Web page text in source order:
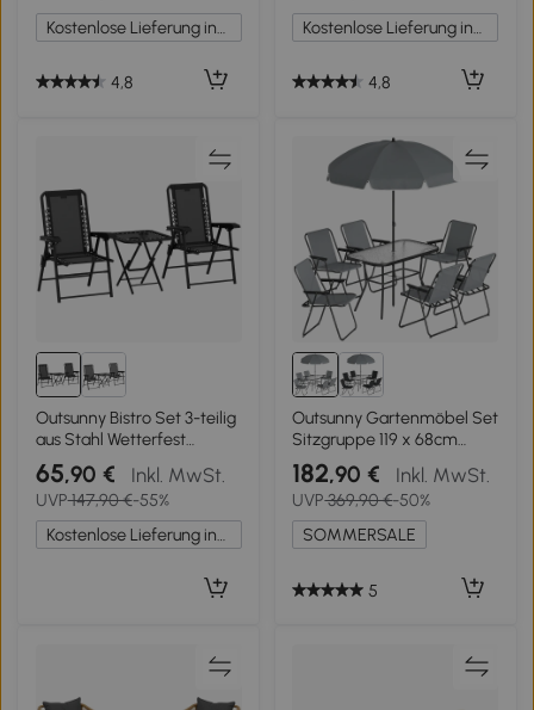
Kostenlose Lieferung innerhalb Deutschlands
4,8
Kostenlose Lieferung innerhalb Deutschlands
4,8
Outsunny Bistro Set 3-teilig
aus Stahl Wetterfest
Gartenmöbel Set mit
klappbar Bistrotisch
Becherhalter
Gartenstühlen Schwarz
65,90 € Inkl. MwSt.
UVP147,90 €-55%
Kostenlose Lieferung innerhalb Deutschlands
Outsunny Gartenmöbel Set
Sitzgruppe 119 x 68cm
Glastisch mit 6
Klappstühlen
Sonnenschirm
Wasserwellenmuster Grau
182,90 € Inkl. MwSt.
UVP369,90 €-50%
SOMMERSALE
5